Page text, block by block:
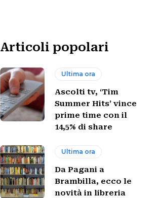
Articoli popolari
Ultima ora
Ascolti tv, ‘Tim
Summer Hits’ vince
prime time con il
14,5% di share
Ultima ora
Da Pagani a
Brambilla, ecco le
novità in libreria